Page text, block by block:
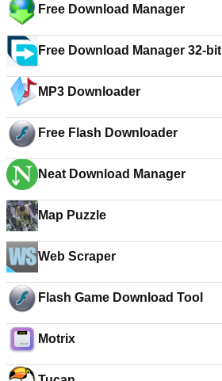
Free Download Manager
Free Download Manager 32-bit
MP3 Downloader
Free Flash Downloader
Neat Download Manager
Map Puzzle
Web Scraper
Flash Game Download Tool
Motrix